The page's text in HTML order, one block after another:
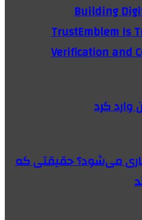
Building
TrustEmblem Is
Verification and
وارد کرد
می‌شود؟ حقیقتی که